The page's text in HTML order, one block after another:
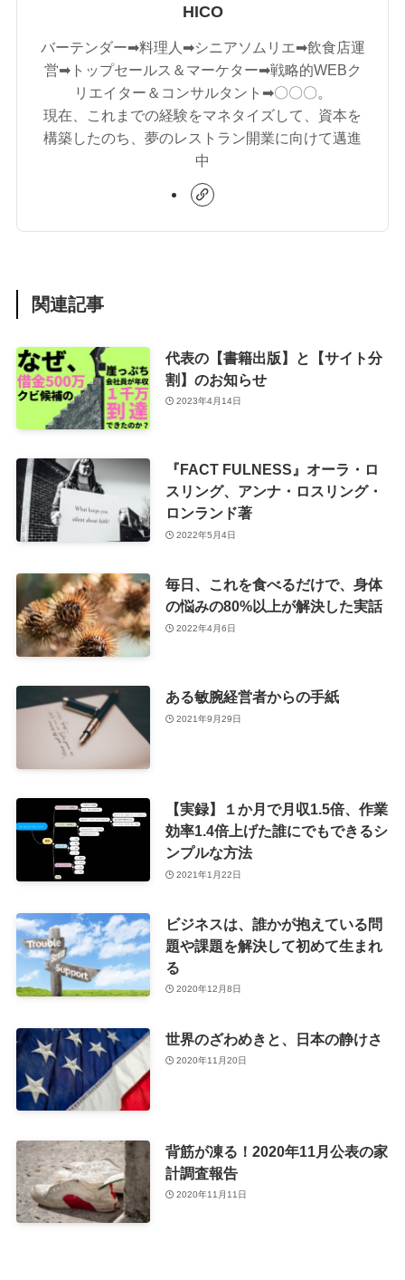
HICO
バーテンダー➡料理人➡シニアソムリエ➡飲食店運
営➡トップセールス＆マーケター➡戦略的WEBク
リエイター＆コンサルタント➡〇〇〇。
現在、これまでの経験をマネタイズして、資本を
構築したのち、夢のレストラン開業に向けて邁進
中
関連記事
代表の【書籍出版】と【サイト分
割】のお知らせ
2023年4月14日
『FACT FULNESS』オーラ・ロ
スリング、アンナ・ロスリング・
ロンランド著
2022年5月4日
毎日、これを食べるだけで、身体
の悩みの80%以上が解決した実話
2022年4月6日
ある敏腕経営者からの手紙
2021年9月29日
【実録】１か月で月収1.5倍、作業
効率1.4倍上げた誰にでもできるシ
ンプルな方法
2021年1月22日
ビジネスは、誰かが抱えている問
題や課題を解決して初めて生まれ
る
2020年12月8日
世界のざわめきと、日本の静けさ
2020年11月20日
背筋が凍る！2020年11月公表の家
計調査報告
2020年11月11日